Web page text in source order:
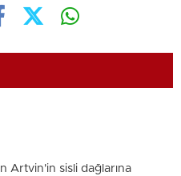
Artvin'in sisli dağlarına